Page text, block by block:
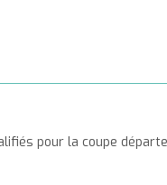
pour la coupe